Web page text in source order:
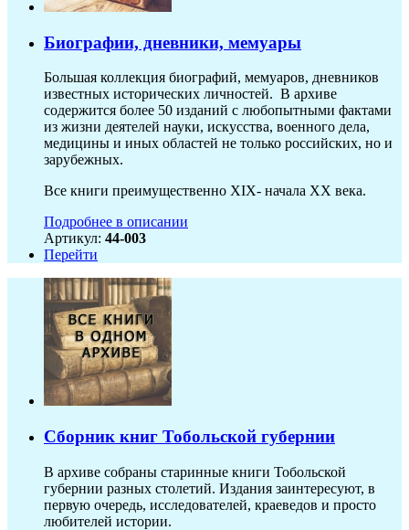
Биографии, дневники, мемуары
Большая коллекция биографий, мемуаров, дневников
известных исторических личностей. В архиве
содержится более 50 изданий с любопытными фактами
из жизни деятелей науки, искусства, военного дела,
медицины и иных областей не только российских, но и
зарубежных.
Все книги преимущественно XIX- начала XX века.
Подробнее в описании
Артикул: 44-003
Перейти
Сборник книг Тобольской губернии
В архиве собраны старинные книги Тобольской
губернии разных столетий. Издания заинтересуют, в
первую очередь, исследователей, краеведов и просто
любителей истории.